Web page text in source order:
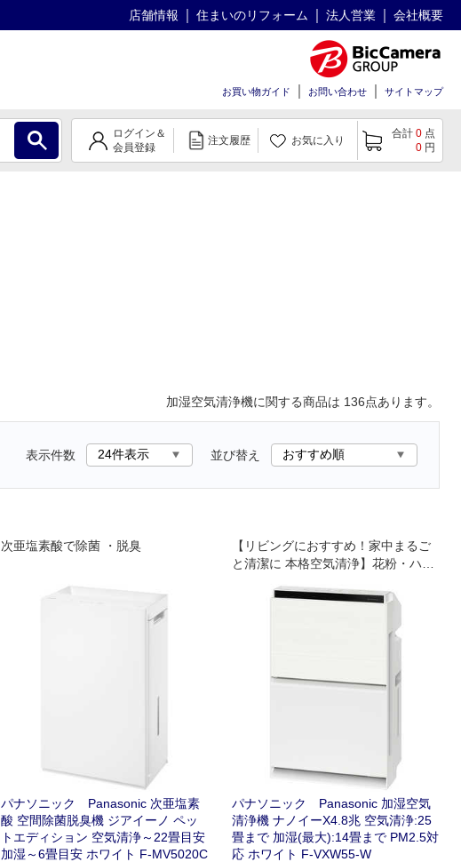
店舗情報 住まいのリフォーム 法人営業 会社概要
お買い物ガイド お問い合わせ サイトマップ
ログイン＆
会員登録
注文履歴 お気に入り
合計 0 点
0 円
加湿空気清浄機に関する商品は 136点あります。
表示件数 並び替え
次亜塩素酸で除菌 ・脱臭
パナソニック Panasonic 次亜塩素
酸 空間除菌脱臭機 ジアイーノ ペッ
トエディション 空気清浄～22畳目安
加湿～6畳目安 ホワイト F-MV5020C
【リビングにおすすめ！家中まるご
と清潔に 本格空気清浄】花粉・ハウ
パナソニック Panasonic 加湿空気
清浄機 ナノイーX4.8兆 空気清浄:25
畳まで 加湿(最大):14畳まで PM2.5対
応 ホワイト F-VXW55-W